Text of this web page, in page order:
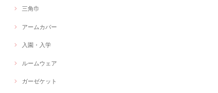
三角巾
アームカバー
入園・入学
ルームウェア
ガーゼケット